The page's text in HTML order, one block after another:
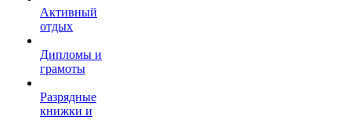
Активный
отдых
Дипломы и
грамоты
Разрядные
книжки и